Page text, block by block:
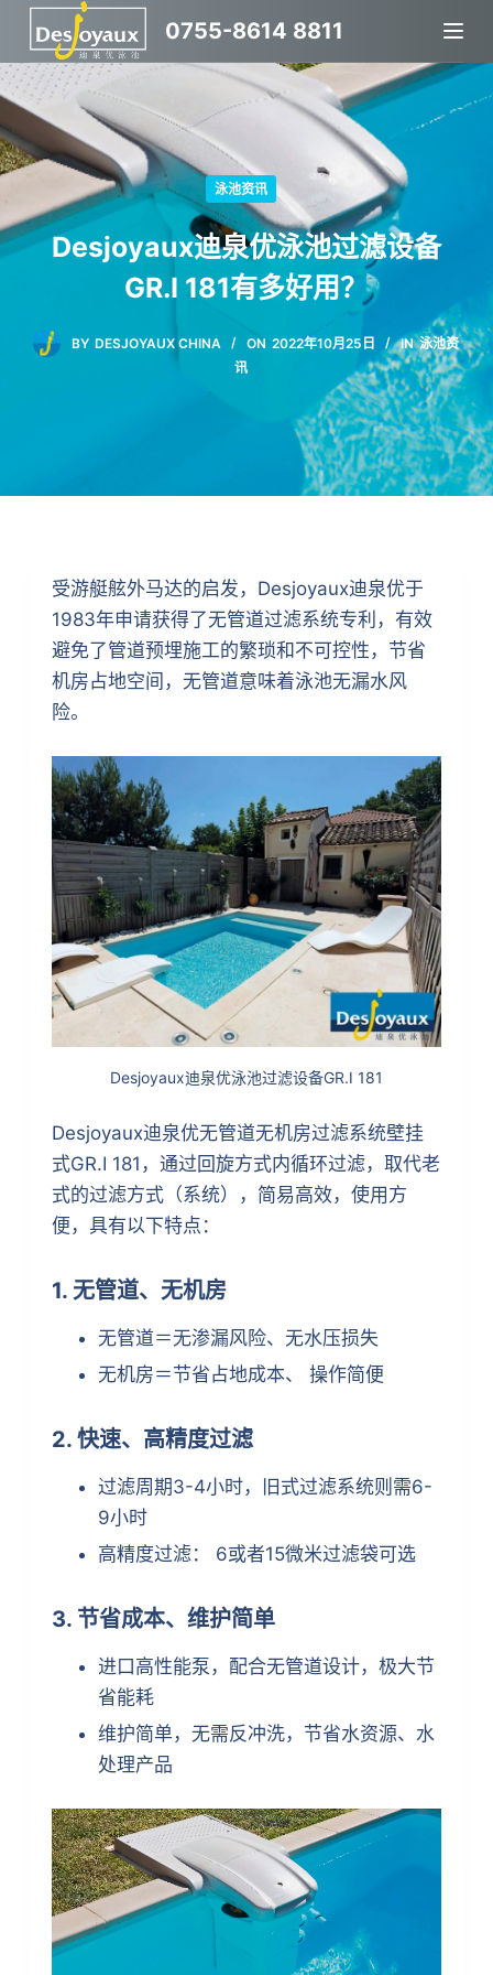
跳
过
内
容
0755-8614 8811
泳池资讯
Desjoyaux迪泉优泳池过滤设备
GR.I 181有多好用？
BY DESJOYAUX CHINA ON 2022年10月25日 IN 泳池资
讯
受游艇舷外马达的启发，Desjoyaux迪泉优于
1983年申请获得了无管道过滤系统专利，有效
避免了管道预埋施工的繁琐和不可控性，节省
机房占地空间，无管道意味着泳池无漏水风
险。
Desjoyaux迪泉优泳池过滤设备GR.I 181
Desjoyaux迪泉优无管道无机房过滤系统壁挂
式GR.I 181，通过回旋方式内循环过滤，取代老
式的过滤方式（系统），简易高效，使用方
便，具有以下特点：
1. 无管道、无机房
无管道＝无渗漏风险、无水压损失
无机房＝节省占地成本、 操作简便
2. 快速、高精度过滤
过滤周期3-4小时，旧式过滤系统则需6-
9小时
高精度过滤： 6或者15微米过滤袋可选
3. 节省成本、维护简单
进口高性能泵，配合无管道设计，极大节
省能耗
维护简单，无需反冲洗，节省水资源、水
处理产品